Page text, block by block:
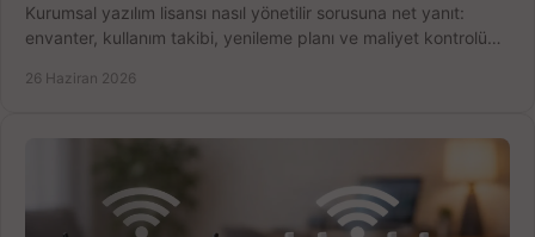
Kurumsal yazılım lisansı nasıl yönetilir sorusuna net yanıt:
envanter, kullanım takibi, yenileme planı ve maliyet kontrolü
26 Haziran 2026